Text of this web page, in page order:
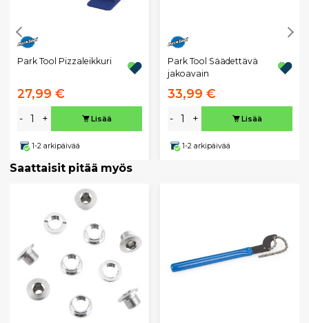
Park Tool Pizzaleikkuri
27,99 €
- + Lisää
1-2 arkipäivää
Park Tool Säädettävä
jakoavain
33,99 €
- + Lisää
1-2 arkipäivää
Saattaisit pitää myös